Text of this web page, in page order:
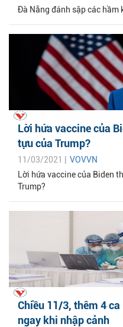
Đà Nẵng đánh sập các hầm
Lời hứa vaccine của
tựu của Trump?
11/03/2021 | VOVVN
Lời hứa vaccine của Biden
Trump?
Chiều 11/3, thêm 4
ngay khi nhập cảnh